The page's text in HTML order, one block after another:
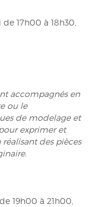
17h00 à 18h30,
accompagnés en
ou le
de modelage et
exprimer et
des pièces
19h00 à 21h00,